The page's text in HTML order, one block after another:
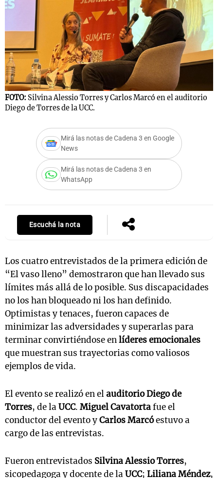
FOTO: Silvina Alessio Torres y Carlos Marcó en el auditorio
Diego de Torres de la UCC.
Mirá las notas de Cadena 3 en Google
News
Mirá las notas de Cadena 3 en
WhatsApp
Escuchá la nota
Los cuatro entrevistados de la primera edición de
“El vaso lleno” demostraron que han llevado sus
límites más allá de lo posible. Sus discapacidades
no los han bloqueado ni los han definido.
Optimistas y tenaces, fueron capaces de
minimizar las adversidades y superarlas para
terminar convirtiéndose enlíderes emocionales
que muestran sus trayectorias como valiosos
ejemplos de vida.
El evento se realizó en elauditorio Diego de
Torres, de laUCC. Miguel Cavatortafue el
conductor del evento yCarlos Marcóestuvo a
cargo de las entrevistas.
Fueron entrevistados Silvina Alessio Torres,
sicopedagoga y docente de laUCC; Liliana Méndez,
Notas
Mundial 2026
Notas
Cadena 3